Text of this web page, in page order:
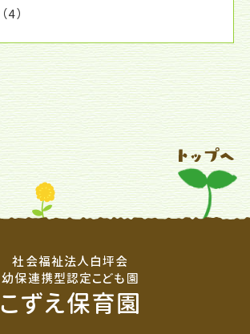
（4）
社会福祉法人白坪会
幼保連携型認定こども園
こずえ保育園